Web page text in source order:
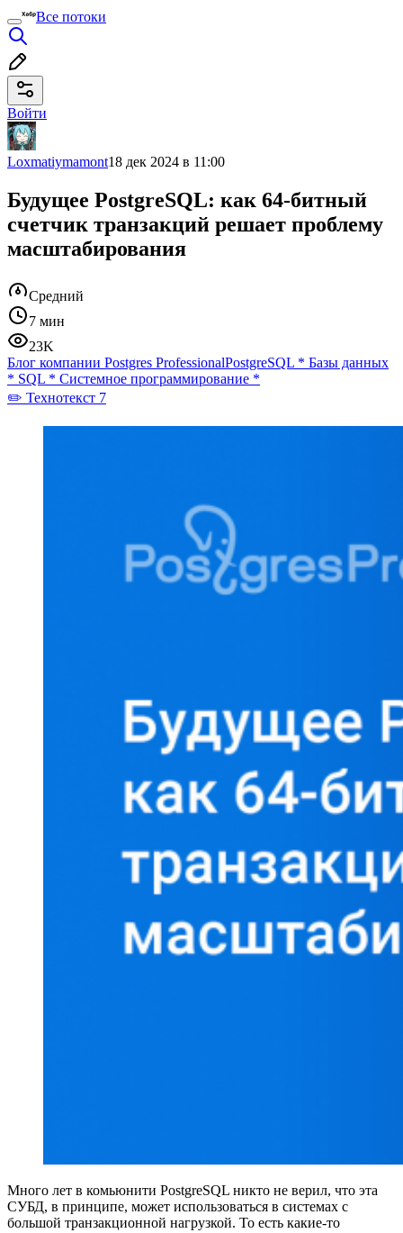
Все потоки
Войти
Loxmatiymamont18 дек 2024 в 11:00
Будущее PostgreSQL: как 64-битный
счетчик транзакций решает проблему
масштабирования
Средний
7 мин
23K
Блог компании Postgres ProfessionalPostgreSQL * Базы данных
* SQL * Системное программирование *
✏️ Технотекст 7
Много лет в комьюнити PostgreSQL никто не верил, что эта
СУБД, в принципе, может использоваться в системах с
большой транзакционной нагрузкой. То есть какие-то